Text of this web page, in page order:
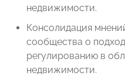
недвижимости.
Консолидация
сообщества о
регулированию в
недвижимости.